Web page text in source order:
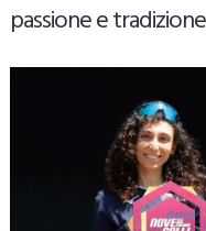
passione e tradizione